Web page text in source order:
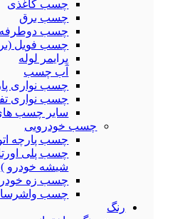
چسب کاغذی
چسب برق
چسب دوطرفه
چسب فویل
پرایمر لوله
آب چسب
چسب نواری
چسب نواری
سایر چسب
چسب خودرویی
چسب پارچه
چسب پلی
شیشه خودرو )
چسب زه
چسب
رنگ